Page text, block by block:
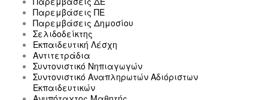
Παρεμβάσεις ΠΕ
Παρεμβάσεις Δημοσίου
Σελιδοδείκτης
Εκπαιδευτική Λέσχη
Αντιτετράδια
Συντονιστικό Νηπιαγωγών
Συντονιστικό Αναπληρωτών Αδιόριστων
Εκπαιδευτικών